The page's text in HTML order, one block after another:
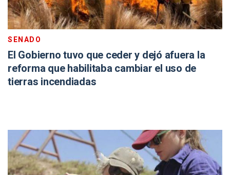
SENADO
El Gobierno tuvo que ceder y dejó afuera la
reforma que habilitaba cambiar el uso de
tierras incendiadas